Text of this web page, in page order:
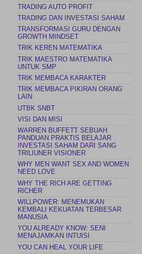
TRADING AUTO PROFIT
TRADING DAN INVESTASI SAHAM
TRANSFORMASI GURU DENGAN
GROWTH MINDSET
TRIK KEREN MATEMATIKA
TRIK MAESTRO MATEMATIKA
UNTUK SMP
TRIK MEMBACA KARAKTER
TRIK MEMBACA PIKIRAN ORANG
LAIN
UTBK SNBT
VISI DAN MISI
WARREN BUFFETT SEBUAH
PANDUAN PRAKTIS BELAJAR
INVESTASI SAHAM DARI SANG
TRILIUNER VISIONER
WHY MEN WANT SEX AND WOMEN
NEED LOVE
WHY THE RICH ARE GETTING
RICHER
WILLPOWER: MENEMUKAN
KEMBALI KEKUATAN TERBESAR
MANUSIA
YOU ALREADY KNOW: SENI
MENAJAMKAN INTUISI
YOU CAN HEAL YOUR LIFE